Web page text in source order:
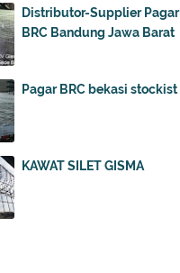
Distributor-Supplier Pagar
BRC Bandung Jawa Barat
Pagar BRC bekasi stockist
KAWAT SILET GISMA